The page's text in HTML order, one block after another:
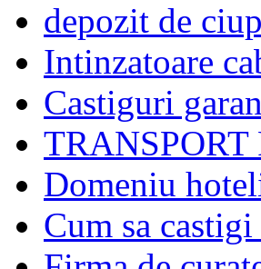
depozit de
Intinzatoare
Castiguri
TRANSPORT
Domeniu
Cum sa